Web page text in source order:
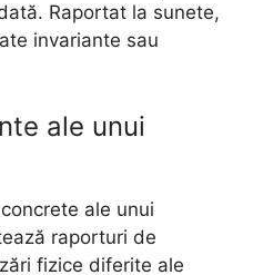
Raportat la sunete,
invariante sau
ale unui
ale unui
raporturi de
fizice diferite ale